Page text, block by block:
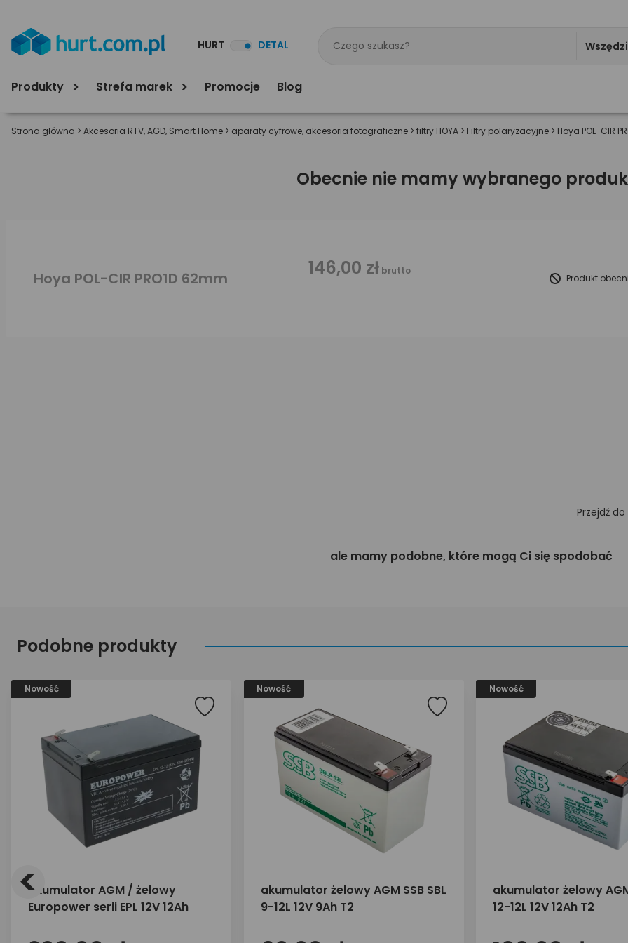
HURT DETAL
Produkty Strefa marek Promocje Blog
Strona główna > Akcesoria RTV, AGD, Smart Home > aparaty cyfrowe, akcesoria fotograficzne > filtry HOYA > Filtry polaryzacyjne > Hoya POL-CIR
Obecnie nie mamy wybranego
Hoya POL-CIR PRO1D 62mm 146,00 zł brutto
Produkt
Przejdź do
ale mamy podobne, które mogą Ci się spodobać
Podobne produkty
Nowość
Akumulator AGM / żelowy
Europower serii EPL 12V 12Ah
Nowość
akumulator żelowy AGM SSB SBL
9-12L 12V 9Ah T2
Nowość
akumulator żelowy AGM
12-12L 12V 12Ah T2
<